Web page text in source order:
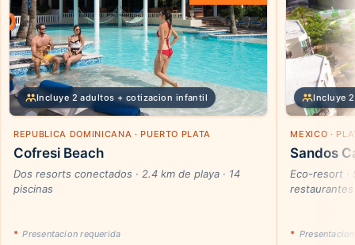
Incluye 2 adultos + cotizacion infantil
REPUBLICA DOMINICANA · PUERTO PLATA
Cofresi Beach
Dos resorts conectados · 2.4 km de playa · 14
piscinas
* Presentacion requerida
Incluye
MEXICO ·
Sandos
Eco-resort ·
restaurantes
*